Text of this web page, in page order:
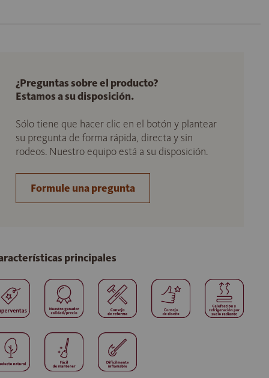
¿Preguntas sobre el producto?
Estamos a su disposición.
Sólo tiene que hacer clic en el botón y plantear
su pregunta de forma rápida, directa y sin
rodeos. Nuestro equipo está a su disposición.
Formule una pregunta
principales